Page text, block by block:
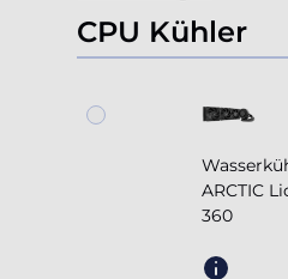
CPU Kühler
ARCTIC
360